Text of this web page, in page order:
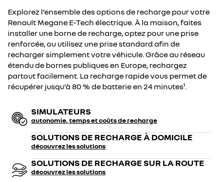
Explorez l’ensemble des options de recharge pour votre
Renault Megane E-Tech électrique. À la maison, faites
installer une borne de recharge, optez pour une prise
renforcée, ou utilisez une prise standard afin de
recharger simplement votre véhicule. Grâce au réseau
étendu de bornes publiques en Europe, rechargez
partout facilement. La recharge rapide vous permet de
récupérer jusqu'à 80 % de batterie en 24 minutes¹.
SIMULATEURS
autonomie, temps et coûts de recharge
SOLUTIONS DE RECHARGE À DOMICILE
découvrez les solutions
SOLUTIONS DE RECHARGE SUR LA ROUTE
découvrez les solutions